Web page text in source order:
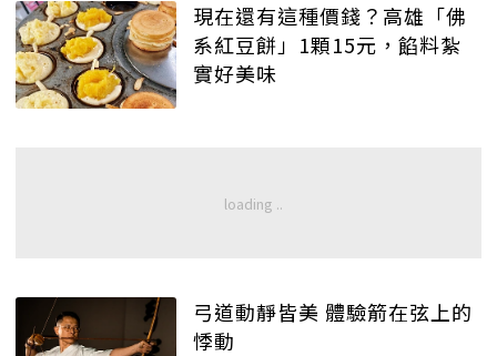
現在還有這種價錢？高雄「佛
系紅豆餅」1顆15元，餡料紮
實好美味
弓道動靜皆美 體驗箭在弦上的
悸動